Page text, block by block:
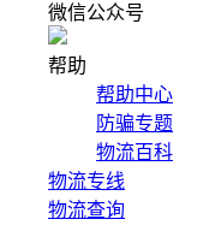
微信公众号
帮助
帮助中心
防骗专题
物流百科
物流专线
物流查询